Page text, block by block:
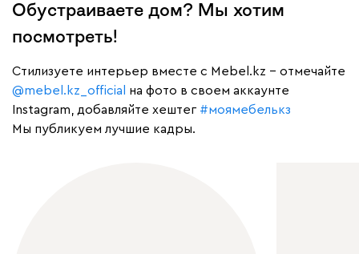
Обустраиваете дом? Мы хотим
посмотреть!
Cтилизуете интерьер вместе с Mebel.kz – отмечайте
@mebel.kz_official
на фото в своем аккаунте
Instagram, добавляйте хештег #моямебелькз
Мы публикуем лучшие кадры.